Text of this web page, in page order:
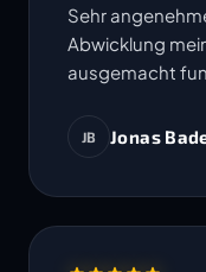
Sehr
Abwicklung
ausgemacht
JB Jonas